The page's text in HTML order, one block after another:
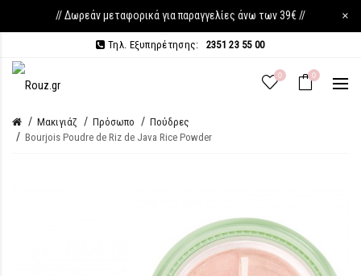
// Δωρεάν μεταφορικά για παραγγελίες άνω των 39€ // ×
Τηλ. Εξυπηρέτησης: 2351 23 55 00
0 0
Μακιγιάζ Πρόσωπο
Πούδρες
Bourjois Poudre de Riz de Java Rice Powder